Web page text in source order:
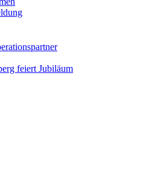
feiert Jubiläum